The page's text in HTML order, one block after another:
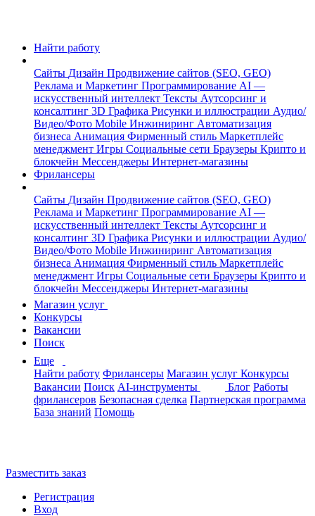
Найти работу
Сайты Дизайн Продвижение сайтов (SEO, GEO)
Реклама и Маркетинг Программирование AI —
искусственный интеллект Тексты Аутсорсинг и
консалтинг 3D Графика Рисунки и иллюстрации Аудио/
Видео/Фото Mobile Инжиниринг Автоматизация
бизнеса Анимация Фирменный стиль Маркетплейс
менеджмент Игры Социальные сети Браузеры Крипто и
блокчейн Мессенджеры Интернет-магазины
Фрилансеры
Сайты Дизайн Продвижение сайтов (SEO, GEO)
Реклама и Маркетинг Программирование AI —
искусственный интеллект Тексты Аутсорсинг и
консалтинг 3D Графика Рисунки и иллюстрации Аудио/
Видео/Фото Mobile Инжиниринг Автоматизация
бизнеса Анимация Фирменный стиль Маркетплейс
менеджмент Игры Социальные сети Браузеры Крипто и
блокчейн Мессенджеры Интернет-магазины
Магазин услуг
Конкурсы
Вакансии
Поиск
Еще
Найти работу Фрилансеры Магазин услуг Конкурсы
Вакансии Поиск AI-инструменты Блог Работы
фрилансеров Безопасная сделка Партнерская программа
База знаний Помощь
Разместить заказ
Регистрация
Вход